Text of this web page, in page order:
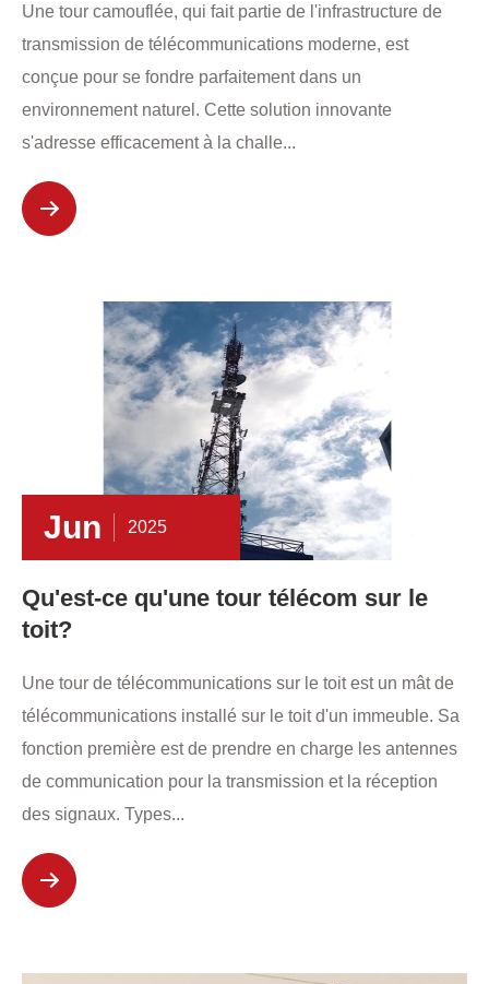
Une tour camouflée, qui fait partie de l'infrastructure de
transmission de télécommunications moderne, est
conçue pour se fondre parfaitement dans un
environnement naturel. Cette solution innovante
s'adresse efficacement à la challe...
Jun 2025
Qu'est-ce qu'une tour télécom sur le
toit?
Une tour de télécommunications sur le toit est un mât de
télécommunications installé sur le toit d'un immeuble. Sa
fonction première est de prendre en charge les antennes
de communication pour la transmission et la réception
des signaux. Types...